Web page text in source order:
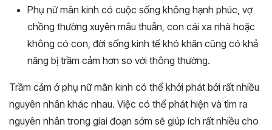
Phụ nữ mãn kinh có cuộc sống không hạnh phúc, vợ
chồng thường xuyên mâu thuẫn, con cái xa nhà hoặc
không có con, đời sống kinh tế khó khăn cũng có khả
năng bị trầm cảm hơn so với thông thường.
Trầm cảm ở phụ nữ mãn kinh có thể khởi phát bởi rất nhiều
nguyên nhân khác nhau. Việc có thể phát hiện và tìm ra
nguyên nhân trong giai đoạn sớm sẽ giúp ích rất nhiều cho